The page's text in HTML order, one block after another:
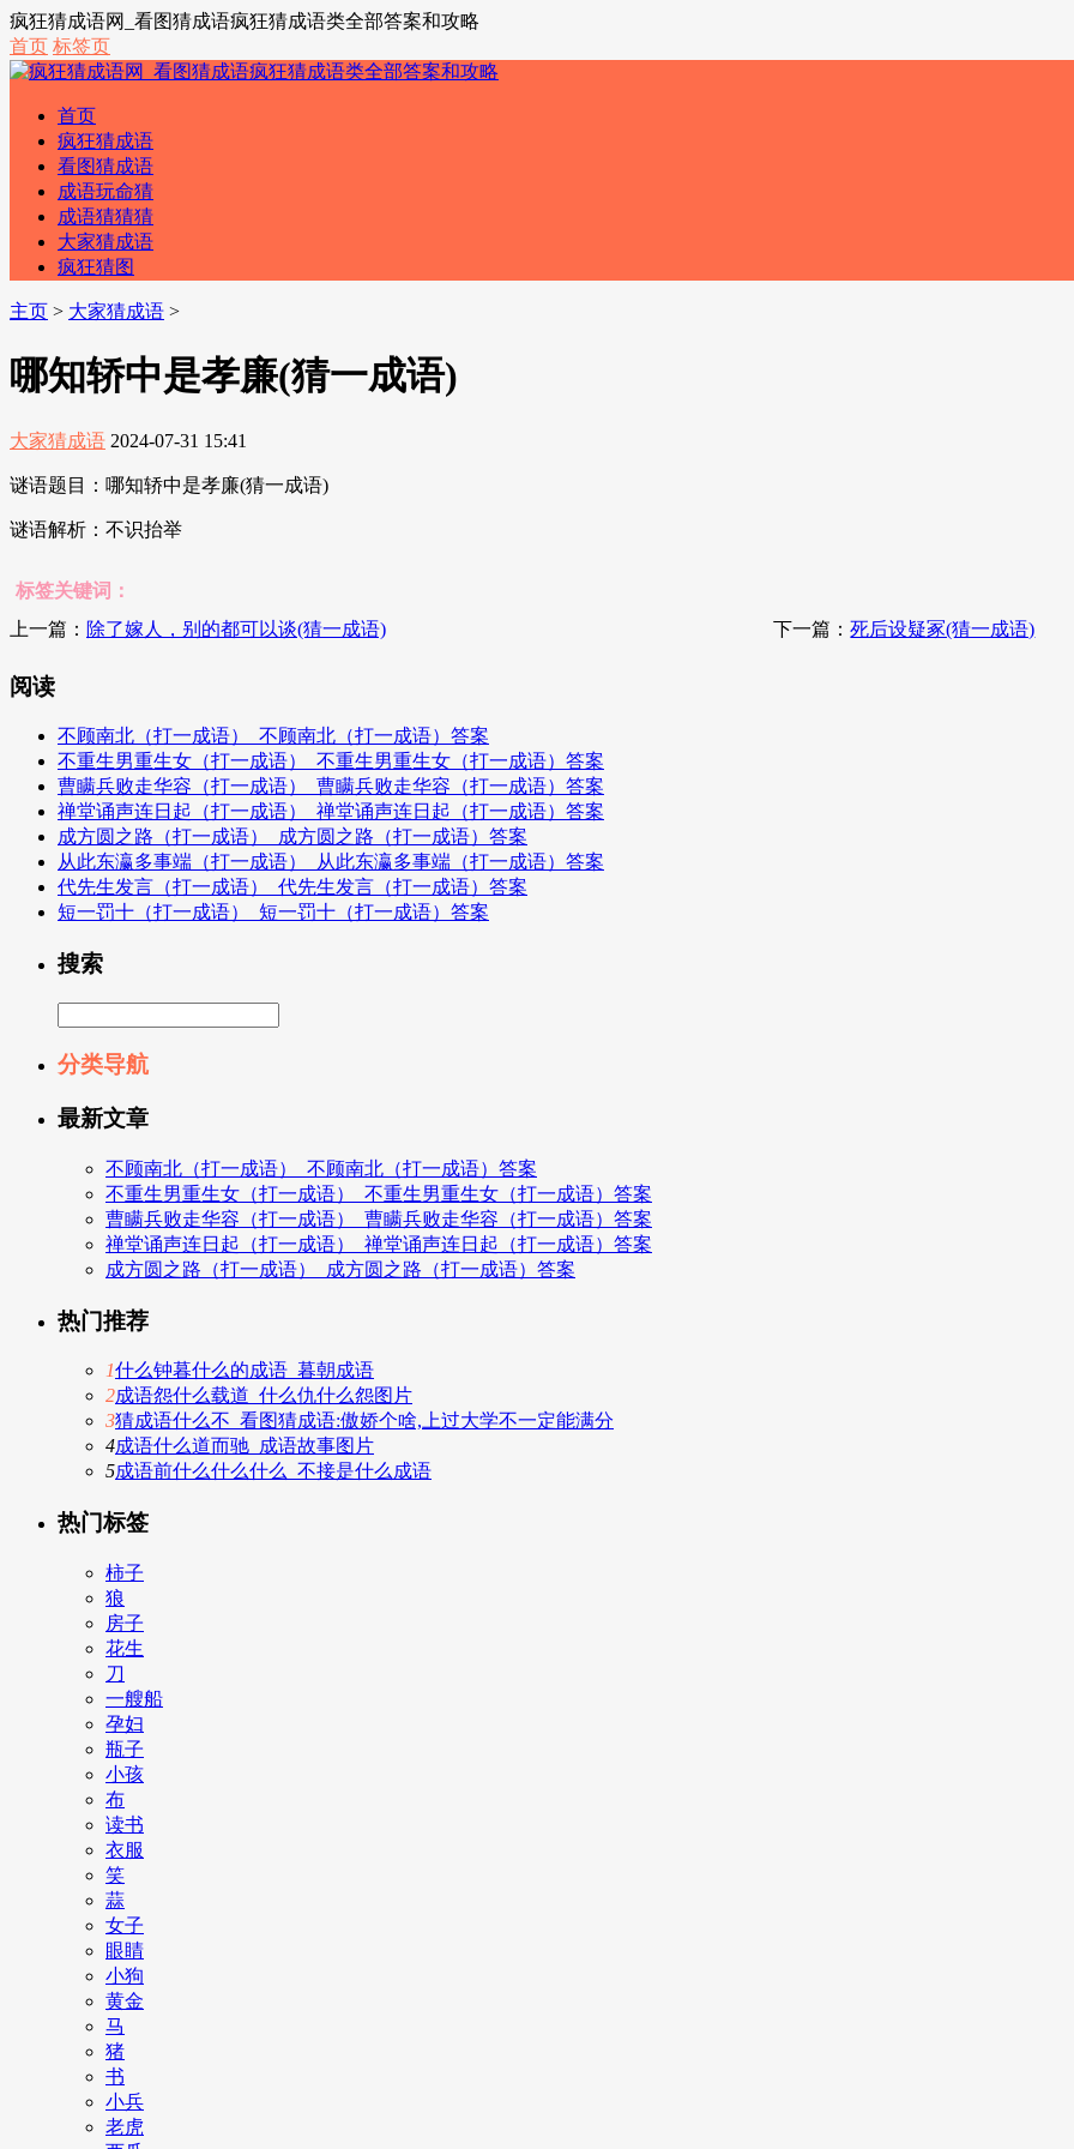
疯狂猜成语网_看图猜成语疯狂猜成语类全部答案和攻略
首页 标签页
首页
疯狂猜成语
看图猜成语
成语玩命猜
成语猜猜猜
大家猜成语
疯狂猜图
主页 > 大家猜成语 >
哪知轿中是孝廉(猜一成语)
大家猜成语 2024-07-31 15:41
谜语题目：哪知轿中是孝廉(猜一成语)
谜语解析：不识抬举
标签关键词：
上一篇： 除了嫁人，别的都可以谈(猜一成语) 下一篇：死后设疑冢(猜一成语)
阅读
不顾南北（打一成语）_不顾南北（打一成语）答案
不重生男重生女（打一成语）_不重生男重生女（打一成语）答案
曹瞒兵败走华容（打一成语）_曹瞒兵败走华容（打一成语）答案
禅堂诵声连日起（打一成语）_禅堂诵声连日起（打一成语）答案
成方圆之路（打一成语）_成方圆之路（打一成语）答案
从此东瀛多事端（打一成语）_从此东瀛多事端（打一成语）答案
代先生发言（打一成语）_代先生发言（打一成语）答案
短一罚十（打一成语）_短一罚十（打一成语）答案
搜索
分类导航
最新文章
不顾南北（打一成语）_不顾南北（打一成语）答案
不重生男重生女（打一成语）_不重生男重生女（打一成语）答案
曹瞒兵败走华容（打一成语）_曹瞒兵败走华容（打一成语）答案
禅堂诵声连日起（打一成语）_禅堂诵声连日起（打一成语）答案
成方圆之路（打一成语）_成方圆之路（打一成语）答案
热门推荐
1什么钟暮什么的成语_暮朝成语
2成语怨什么载道_什么仇什么怨图片
3猜成语什么不_看图猜成语:傲娇个啥,上过大学不一定能满分
4成语什么道而驰_成语故事图片
5成语前什么什么什么_不接是什么成语
热门标签
柿子
狼
房子
花生
刀
一艘船
孕妇
瓶子
小孩
布
读书
衣服
笑
蒜
女子
眼睛
小狗
黄金
马
猪
书
小兵
老虎